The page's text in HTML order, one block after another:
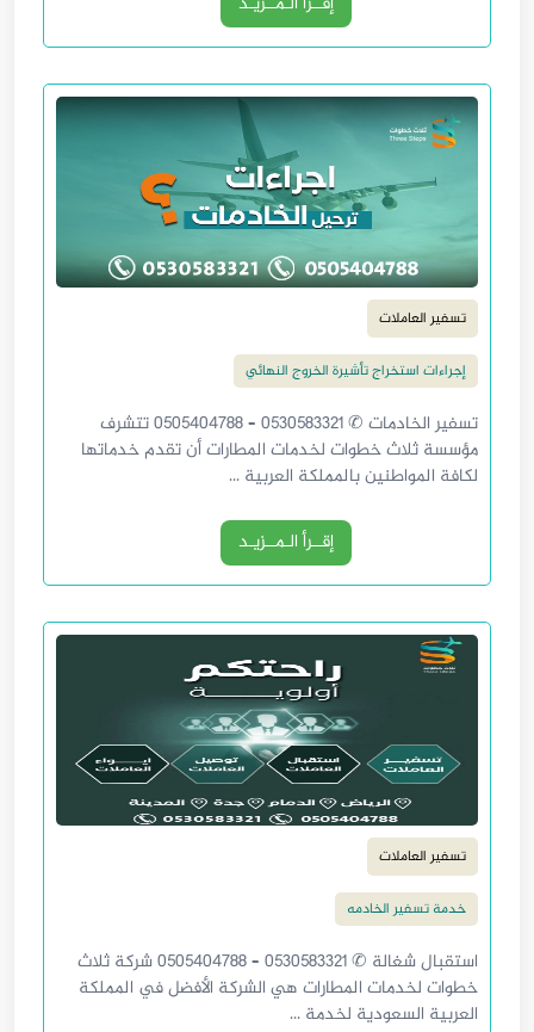
تسفير العاملات
إجراءات استخراج تأشيرة الخروج النهائي
تسفير الخادمات ✆ 0530583321 – 0505404788 تتشرف
مؤسسة ثلاث خطوات لخدمات المطارات أن تقدم خدماتها
لكافة المواطنين بالمملكة العربية ...
إقــرأ الـمــزيـد
تسفير العاملات
خدمة تسفير الخادمه
استقبال شغالة ✆ 0530583321 – 0505404788 شركة ثلاث
خطوات لخدمات المطارات هي الشركة الأفضل في المملكة
العربية السعودية لخدمة ...